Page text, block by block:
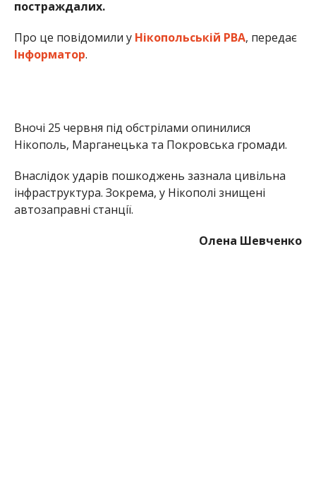
автозаправні станції.
Олена Шевченко